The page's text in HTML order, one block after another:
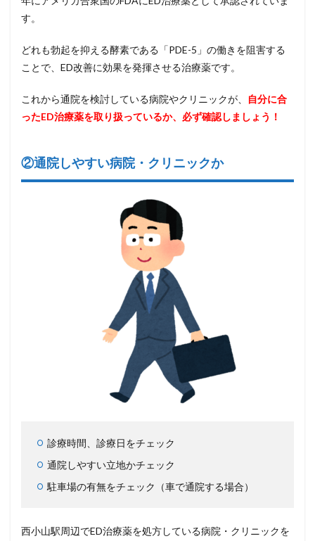
す。
どれも勃起を抑える酵素である「PDE-5」の働きを阻害する
ことで、ED改善に効果を発揮させる治療薬です。
これから通院を検討している病院やクリニックが、
自分に合
ったED治療薬を取り扱っているか、必ず確認しましょう！
②通院しやすい病院・クリニックか
診療時間、診療日をチェック
通院しやすい立地かチェック
駐車場の有無をチェック（車で通院する場合）
西小山駅周辺でED治療薬を処方している病院・クリニックを